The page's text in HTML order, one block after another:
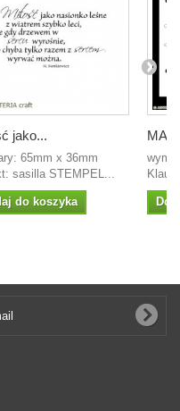
jako...
65mm x 36mm
sasilla STEMPEL...
do koszyka